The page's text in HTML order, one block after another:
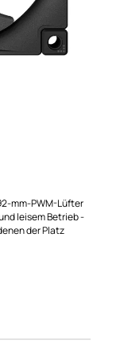
mm-PWM-Lüfter
leisem Betrieb -
der Platz